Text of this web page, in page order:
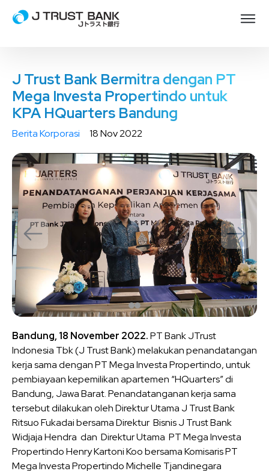
J Trust Bank Bermitra dengan PT
Mega Investa Propertindo untuk
KPA HQuarters Bandung
Berita Korporasi 18 Nov 2022
Bandung, 18 November 2022.PT Bank JTrust
Indonesia Tbk (J Trust Bank) melakukan penandatangan
kerja sama dengan PT Mega Investa Propertindo, untuk
pembiayaan kepemilikan apartemen “HQuarters” di
Bandung, Jawa Barat. Penandatanganan kerja sama
tersebut dilakukan oleh Direktur Utama J Trust Bank
Ritsuo Fukadai bersama Direktur Bisnis J Trust Bank
Widjaja Hendra dan Direktur Utama PT Mega Investa
Propertindo Henry Kartoni Koo bersama Komisaris PT
Mega Investa Propertindo Michelle Tjandinegara